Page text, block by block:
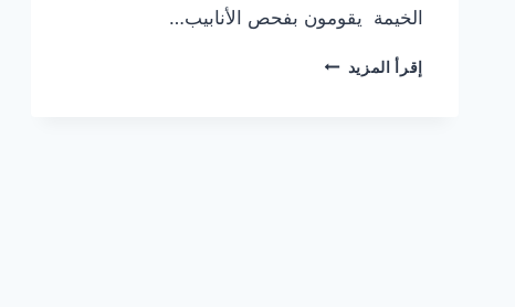
الخيمة يقومون بفحص الأنابيب…
إقرأ المزيد سباك